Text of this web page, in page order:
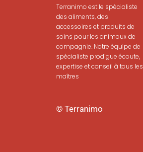
Terranimo est le spécialiste
des aliments, des
accessoires et produits de
soins pour les animaux de
compagnie. Notre équipe de
spécialiste prodigue écoute,
expertise et conseil à tous les
maîtres
© Terranimo